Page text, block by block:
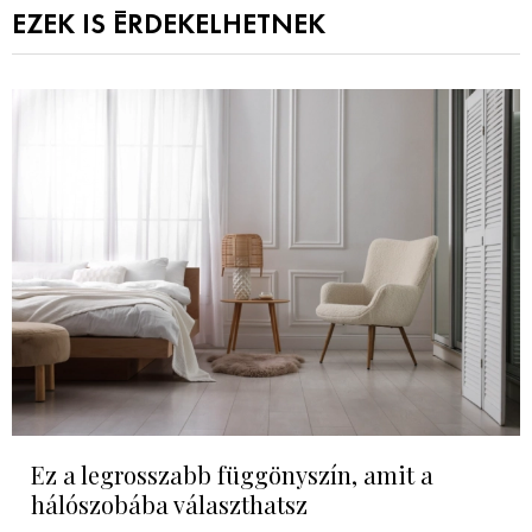
EZEK IS ÉRDEKELHETNEK
Ez a legrosszabb függönyszín, amit a
hálószobába választhatsz